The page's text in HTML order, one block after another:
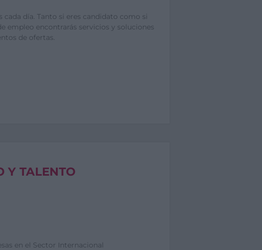
cada día. Tanto si eres candidato como si
empleo encontrarás servicios y soluciones
de ofertas.
Y TALENTO
en el Sector Internacional